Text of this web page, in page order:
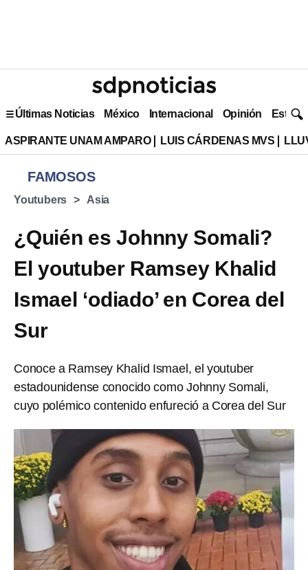
Últimas Noticias México Internacional Opinión Estilo
ASPIRANTE UNAM AMPARO LUIS CÁRDENAS MVS
FAMOSOS
Youtubers Asia
¿Quién es Johnny Somali?
El youtuber Ramsey Khalid
Ismael ‘odiado’ en Corea del
Sur
Conoce a Ramsey Khalid Ismael, el youtuber
estadounidense conocido como Johnny Somali,
cuyo polémico contenido enfureció a Corea del Sur